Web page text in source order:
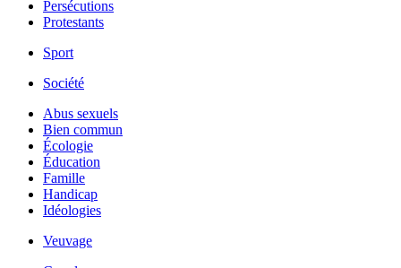
Persécutions
Protestants
Sport
Société
Abus sexuels
Bien commun
Écologie
Éducation
Famille
Handicap
Idéologies
Veuvage